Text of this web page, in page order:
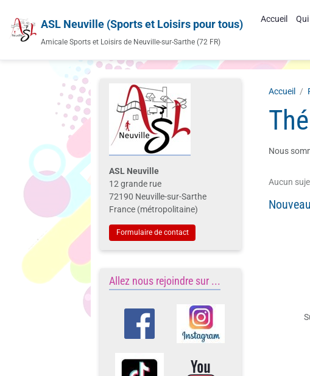
ASL Neuville (Sports et Loisirs pour tous)
Amicale Sports et Loisirs de Neuville-sur-Sarthe (72 FR)
Accueil
Accueil
Nous
Aucun
ASL Neuville
12 grande rue
72190 Neuville-sur-Sarthe
France (métropolitaine)
Formulaire de contact
Allez nous rejoindre sur ...